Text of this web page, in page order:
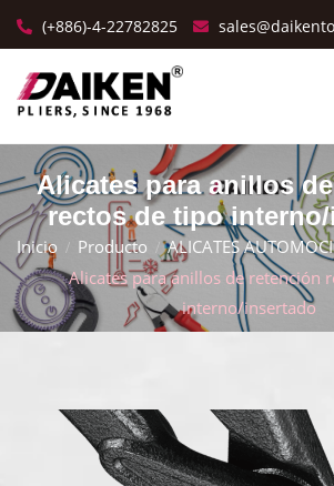
(+886)-4-22782825
Alicates para anillos
rectos de tipo
Inicio Producto
ALICATES
Alicates para anillos de retención
interno/insertado